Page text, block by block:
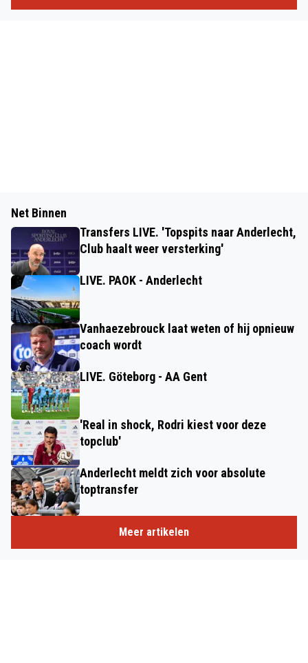
Net Binnen
Transfers LIVE. 'Topspits naar Anderlecht,
Club haalt weer versterking'
LIVE. PAOK - Anderlecht
Vanhaezebrouck laat weten of hij opnieuw
coach wordt
LIVE. Göteborg - AA Gent
'Real in shock, Rodri kiest voor deze
topclub'
Anderlecht meldt zich voor absolute
toptransfer
Meer artikelen